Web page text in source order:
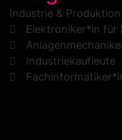
Industrie & Produktion
Elektroniker*in für
Industriekaufleute